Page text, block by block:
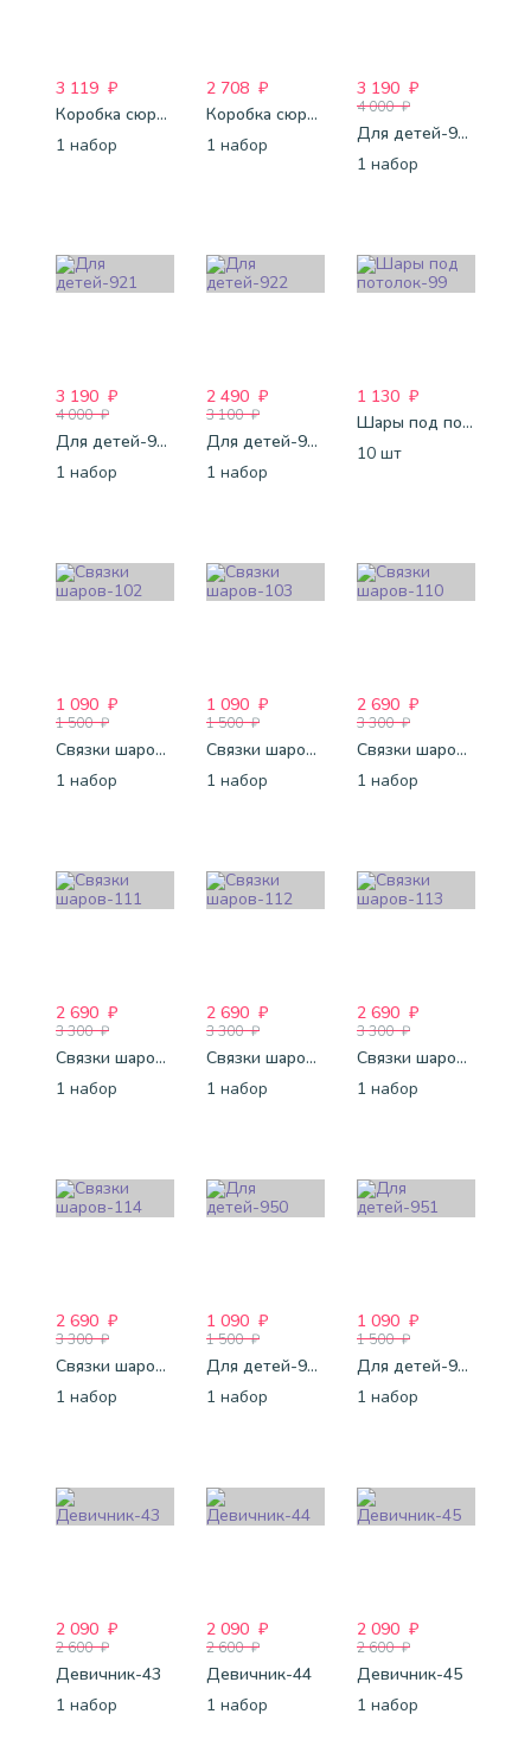
3 119 ₽
Коробка сюрприз-79
1 набор
2 708 ₽
Коробка сюрприз-80
1 набор
3 190 ₽
4 000 ₽
Для детей-920
1 набор
3 190 ₽
4 000 ₽
Для детей-921
1 набор
2 490 ₽
3 100 ₽
Для детей-922
1 набор
1 130 ₽
Шары под потолок-99
10 шт
1 090 ₽
1 500 ₽
Связки шаров-102
1 набор
1 090 ₽
1 500 ₽
Связки шаров-103
1 набор
2 690 ₽
3 300 ₽
Связки шаров-110
1 набор
2 690 ₽
3 300 ₽
Связки шаров-111
1 набор
2 690 ₽
3 300 ₽
Связки шаров-112
1 набор
2 690 ₽
3 300 ₽
Связки шаров-113
1 набор
2 690 ₽
3 300 ₽
Связки шаров-114
1 набор
1 090 ₽
1 500 ₽
Для детей-950
1 набор
1 090 ₽
1 500 ₽
Для детей-951
1 набор
2 090 ₽
2 600 ₽
Девичник-43
1 набор
2 090 ₽
2 600 ₽
Девичник-44
1 набор
2 090 ₽
2 600 ₽
Девичник-45
1 набор